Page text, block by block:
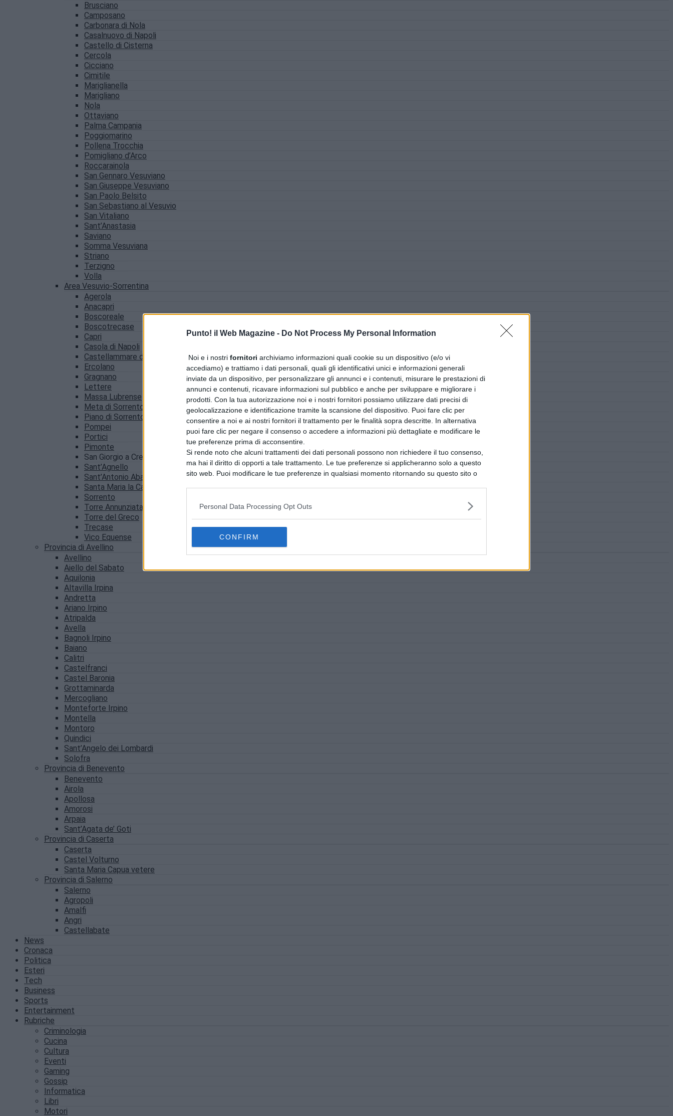
Punto! il Web Magazine - Do Not Process My Personal Information
Noi e i nostri fornitori archiviamo informazioni quali cookie su un dispositivo (e/o vi
accediamo) e trattiamo i dati personali, quali gli identificativi unici e informazioni generali
inviate da un dispositivo, per personalizzare gli annunci e i contenuti, misurare le prestazioni di
annunci e contenuti, ricavare informazioni sul pubblico e anche per sviluppare e migliorare i
prodotti. Con la tua autorizzazione noi e i nostri fornitori possiamo utilizzare dati precisi di
geolocalizzazione e identificazione tramite la scansione del dispositivo. Puoi fare clic per
consentire a noi e ai nostri fornitori il trattamento per le finalità sopra descritte. In alternativa
puoi fare clic per negare il consenso o accedere a informazioni più dettagliate e modificare le
tue preferenze prima di acconsentire.
Si rende noto che alcuni trattamenti dei dati personali possono non richiedere il tuo consenso,
ma hai il diritto di opporti a tale trattamento. Le tue preferenze si applicheranno solo a questo
sito web. Puoi modificare le tue preferenze in qualsiasi momento ritornando su questo sito o
Personal Data Processing Opt Outs
CONFIRM
Brusciano
Camposano
Carbonara di Nola
Casalnuovo di Napoli
Castello di Cisterna
Cercola
Cicciano
Cimitile
Mariglianella
Marigliano
Nola
Ottaviano
Palma Campania
Poggiomarino
Pollena Trocchia
Pomigliano d’Arco
Roccarainola
San Gennaro Vesuviano
San Giuseppe Vesuviano
San Paolo Belsito
San Sebastiano al Vesuvio
San Vitaliano
Sant’Anastasia
Saviano
Somma Vesuviana
Striano
Terzigno
Volla
Area Vesuvio-Sorrentina
Agerola
Anacapri
Boscoreale
Boscotrecase
Capri
Casola di Napoli
Castellammare di Stabia
Ercolano
Gragnano
Lettere
Massa Lubrense
Meta di Sorrento
Piano di Sorrento
Pompei
Portici
Pimonte
San Giorgio a Cremano
Sant’Agnello
Sant’Antonio Abate
Santa Maria la Carità
Sorrento
Torre Annunziata
Torre del Greco
Trecase
Vico Equense
Provincia di Avellino
Avellino
Aiello del Sabato
Aquilonia
Altavilla Irpina
Andretta
Ariano Irpino
Atripalda
Avella
Bagnoli Irpino
Baiano
Calitri
Castelfranci
Castel Baronia
Grottaminarda
Mercogliano
Monteforte Irpino
Montella
Montoro
Quindici
Sant’Angelo dei Lombardi
Solofra
Provincia di Benevento
Benevento
Airola
Apollosa
Amorosi
Arpaia
Sant’Agata de’ Goti
Provincia di Caserta
Caserta
Castel Volturno
Santa Maria Capua vetere
Provincia di Salerno
Salerno
Agropoli
Amalfi
Angri
Castellabate
News
Cronaca
Politica
Esteri
Tech
Business
Sports
Entertainment
Rubriche
Criminologia
Cucina
Cultura
Eventi
Gaming
Gossip
Informatica
Libri
Motori